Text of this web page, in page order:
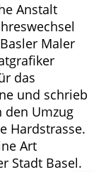
Anstalt
Maler
das
und schrieb
den Umzug
Hardstrasse.
Art
Stadt Basel.